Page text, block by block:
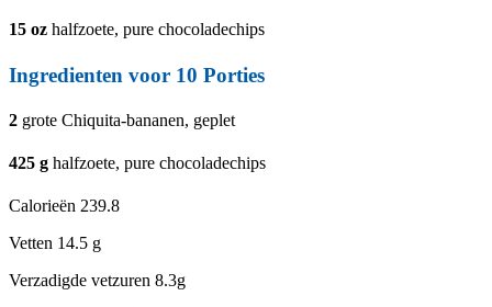
15 oz halfzoete, pure chocoladechips
Ingredienten voor 10 Porties
2 grote Chiquita-bananen, geplet
425 g halfzoete, pure chocoladechips
Calorieën 239.8
Vetten 14.5 g
Verzadigde vetzuren 8.3g